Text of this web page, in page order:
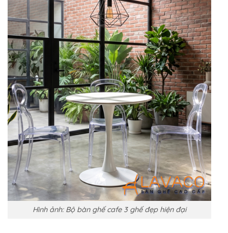
Hình ảnh: Bộ bàn ghế cafe 3 ghế đẹp hiện đại